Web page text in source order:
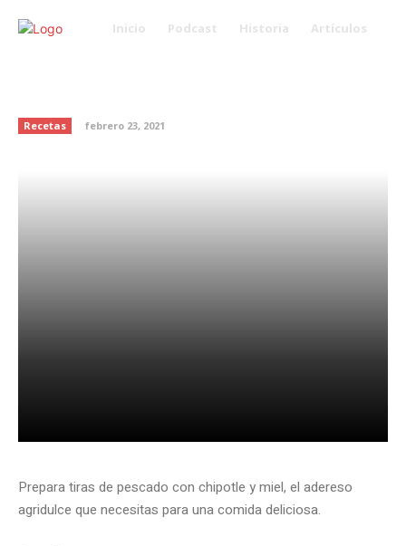
Inicio Podcast Historia Artículos
Recetas febrero 23, 2021
Prepara tiras de pescado con chipotle y miel, el adereso
agridulce que necesitas para una comida deliciosa.